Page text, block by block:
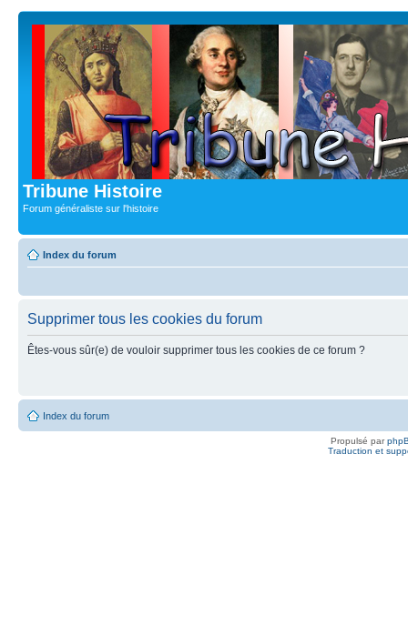
Tribune Histoire
Forum généraliste sur l'histoire
Index du forum
Supprimer tous les cookies du forum
Êtes-vous sûr(e) de vouloir supprimer tous les cookies de ce forum ?
Index du forum
Propulsé par
Traduction et